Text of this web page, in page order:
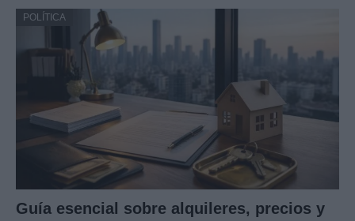
POLÍTICA
Guía esencial sobre alquileres, precios y